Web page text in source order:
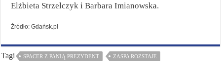
Elżbieta Strzelczyk i Barbara Imianowska.
Źródło: Gdańsk.pl
Tagi SPACER Z PANIĄ PREZYDENT ZASPA ROZSTAJE